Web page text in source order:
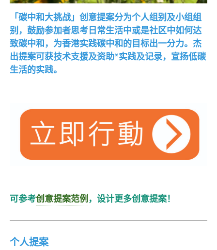
「碳中和大挑战」创意提案分为个人组别及小组组
别，鼓励参加者思考日常生活中或是社区中如何达
致碳中和，为香港实践碳中和的目标出一分力。杰
出提案可获技术支援及资助*实践及记录，宣扬低碳
生活的实践。
可参考创意提案范例，设计更多创意提案！
个人提案